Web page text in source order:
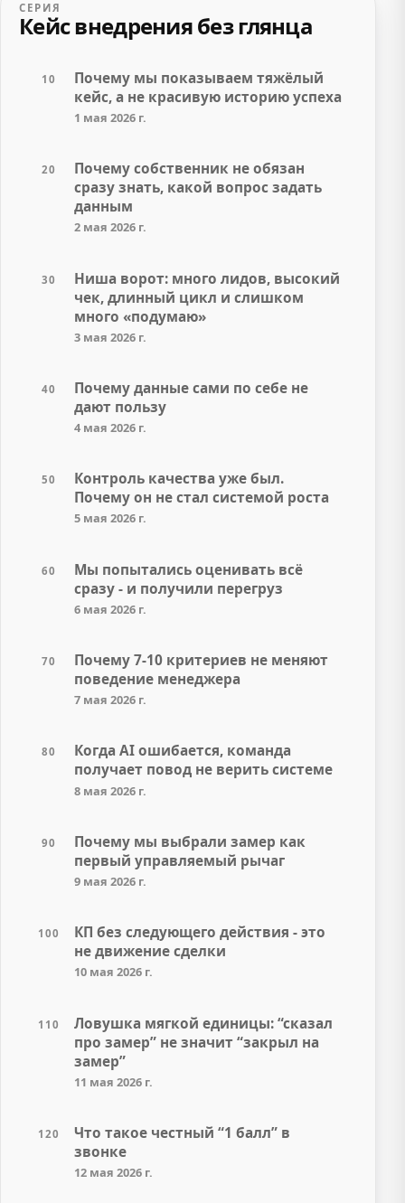
СЕРИЯ
Кейс внедрения без глянца
10
Почему мы показываем тяжёлый
кейс, а не красивую историю успеха
1 мая 2026 г.
20
Почему собственник не обязан
сразу знать, какой вопрос задать
данным
2 мая 2026 г.
30
Ниша ворот: много лидов, высокий
чек, длинный цикл и слишком
много «подумаю»
3 мая 2026 г.
40
Почему данные сами по себе не
дают пользу
4 мая 2026 г.
50
Контроль качества уже был.
Почему он не стал системой роста
5 мая 2026 г.
60
Мы попытались оценивать всё
сразу - и получили перегруз
6 мая 2026 г.
70
Почему 7-10 критериев не меняют
поведение менеджера
7 мая 2026 г.
80
Когда AI ошибается, команда
получает повод не верить системе
8 мая 2026 г.
90
Почему мы выбрали замер как
первый управляемый рычаг
9 мая 2026 г.
100
КП без следующего действия - это
не движение сделки
10 мая 2026 г.
110
Ловушка мягкой единицы: “сказал
про замер” не значит “закрыл на
замер”
11 мая 2026 г.
120
Что такое честный “1 балл” в
звонке
12 мая 2026 г.